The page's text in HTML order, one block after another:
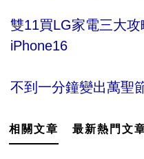
雙11買LG家電三大
iPhone16
不到一分鐘變出萬聖
相關文章 最新熱門文